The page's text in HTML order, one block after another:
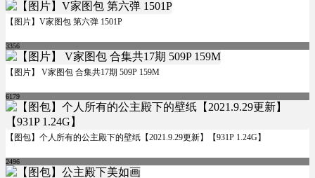
【图片】V家图包 第六弹 1501P
3356
【图片】 V家图包 合集共17期 509P 159M
6179
【图包】个人所有的公主殿下的壁纸【2021.9.29更新】【931P 1.24G】
2496